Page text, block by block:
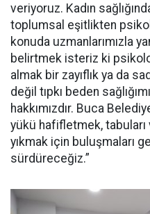
veriyoruz. Kadın
toplumsal eşitlikten
konuda uzmanlarımızla
belirtmek isteriz ki
almak bir zayıflık ya da
değil tıpkı beden
hakkımızdır. Buca
yükü hafifletmek, tabuları
yıkmak için buluşmaları
sürdüreceğiz.”